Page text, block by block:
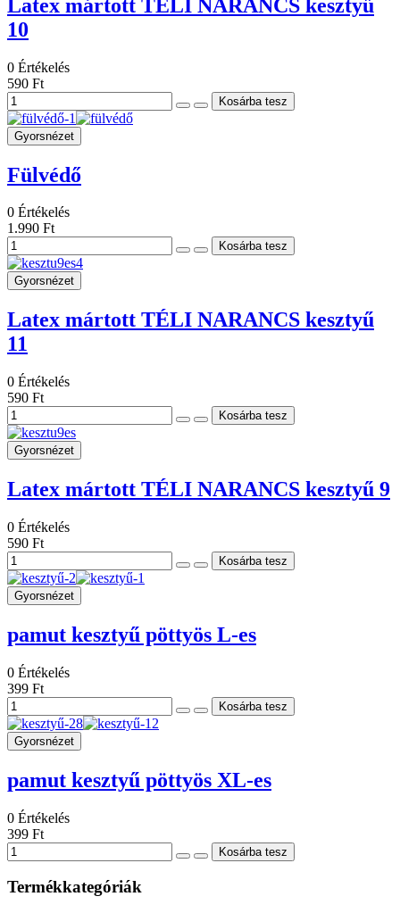
Latex mártott TÉLI NARANCS kesztyű
10
0 Értékelés
590 Ft
Gyorsnézet
Fülvédő
0 Értékelés
1.990 Ft
Gyorsnézet
Latex mártott TÉLI NARANCS kesztyű
11
0 Értékelés
590 Ft
Gyorsnézet
Latex mártott TÉLI NARANCS kesztyű 9
0 Értékelés
590 Ft
Gyorsnézet
pamut kesztyű pöttyös L-es
0 Értékelés
399 Ft
Gyorsnézet
pamut kesztyű pöttyös XL-es
0 Értékelés
399 Ft
Termékkategóriák